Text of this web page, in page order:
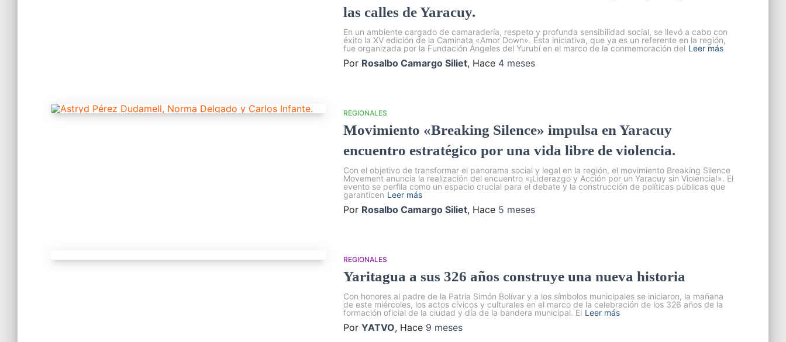
las calles de Yaracuy.
En un ambiente cargado de camaradería, respeto y profunda sensibilidad social, se llevó a cabo con
éxito la XV edición de la Caminata «Amor Down». Esta iniciativa, que ya es un referente en la región,
fue organizada por la Fundación Ángeles del Yurubí en el marco de la conmemoración del Leer más
Por Rosalbo Camargo Siliet, Hace 4 meses
REGIONALES
Movimiento «Breaking Silence» impulsa en Yaracuy
encuentro estratégico por una vida libre de violencia.
Con el objetivo de transformar el panorama social y legal en la región, el movimiento Breaking Silence
Movement anuncia la realización del encuentro «¡Liderazgo y Acción por un Yaracuy sin Violencia!». El
evento se perfila como un espacio crucial para el debate y la construcción de políticas públicas que
garanticen Leer más
Por Rosalbo Camargo Siliet, Hace 5 meses
REGIONALES
Yaritagua a sus 326 años construye una nueva historia
Con honores al padre de la Patria Simón Bolívar y a los símbolos municipales se iniciaron, la mañana
de este miércoles, los actos cívicos y culturales en el marco de la celebración de los 326 años de la
formación oficial de la ciudad y día de la bandera municipal. El Leer más
Por YATVO, Hace 9 meses